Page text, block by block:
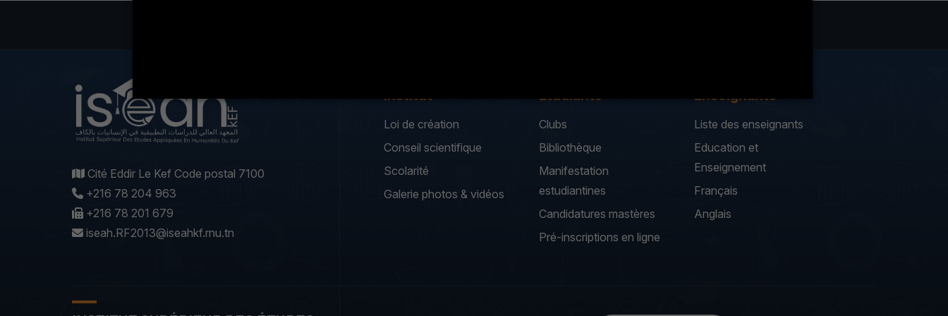
Cité Eddir Le Kef Code postal 7100
+216 78 204 963
+216 78 201 679
iseah.RF2013@iseahkf.rnu.tn
Institut
Loi de création
Conseil scientifique
Scolarité
Galerie photos & vidéos
Etudiants
Clubs
Bibliothèque
Manifestation
estudiantines
Candidatures mastères
Pré-inscriptions en ligne
Enseignants
Liste des enseignants
Education et
Enseignement
Français
Anglais